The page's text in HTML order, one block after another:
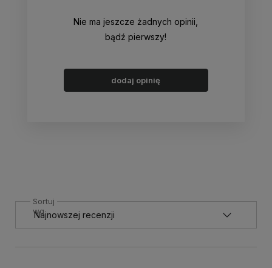
Nie ma jeszcze żadnych opinii,
bądź pierwszy!
dodaj opinię
Sortuj
wg